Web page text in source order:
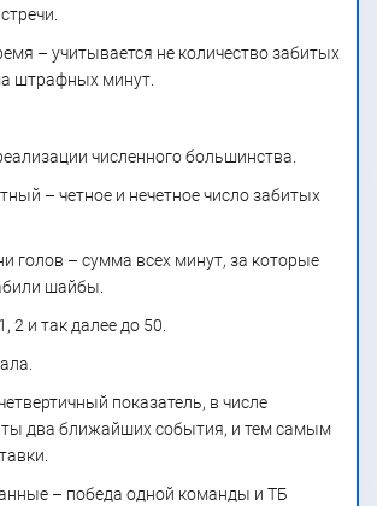
– учитывается не количество забитых
штрафных минут.
численного большинства.
– четное и нечетное число забитых
голов – сумма всех минут, за которые
шайбы.
2 и так далее до 50.
показатель, в числе
два ближайших события, и тем самым
– победа одной команды и ТБ